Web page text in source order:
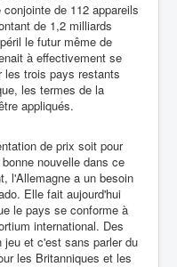
de 112 appareils
de 1,2 milliards
le futur même de
à effectivement se
les trois pays restants
les termes de la
appliqués.
de prix soit pour
nouvelle dans ce
l'Allemagne a un besoin
Elle fait aujourd'hui
le pays se conforme à
international. Des
jeu et c'est sans parler du
les Britanniques et les